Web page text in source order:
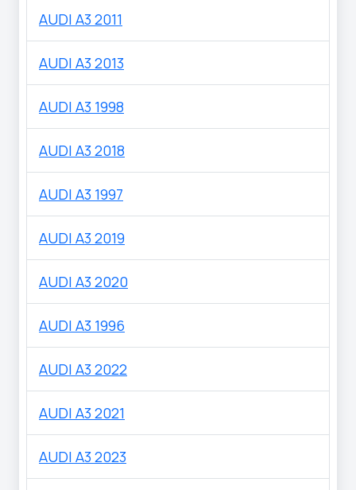
AUDI A3 2011
AUDI A3 2013
AUDI A3 1998
AUDI A3 2018
AUDI A3 1997
AUDI A3 2019
AUDI A3 2020
AUDI A3 1996
AUDI A3 2022
AUDI A3 2021
AUDI A3 2023